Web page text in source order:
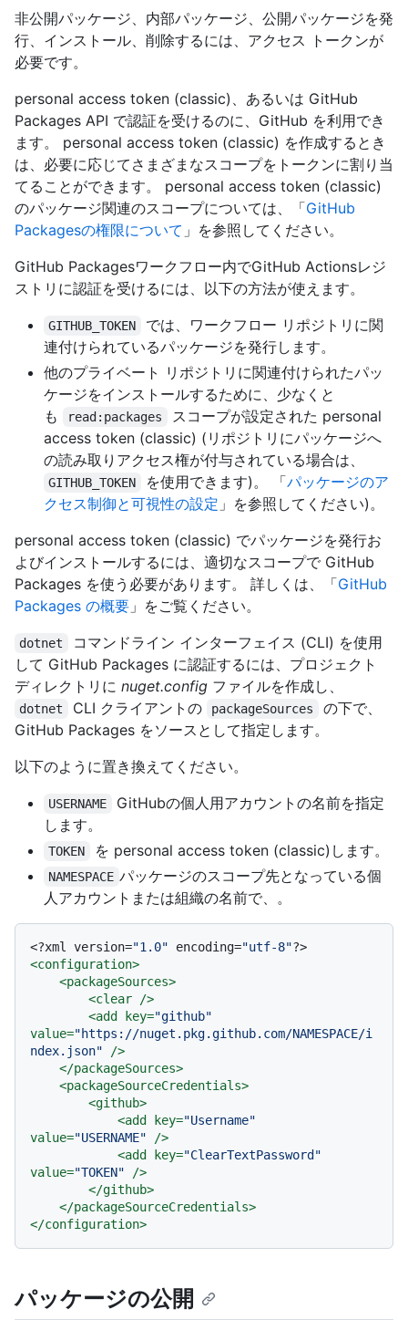
非公開パッケージ、内部パッケージ、公開パッケージを発
行、インストール、削除するには、アクセス トークンが
必要です。
personal access token (classic)、あるいは GitHub
Packages API で認証を受けるのに、GitHub を利用でき
ます。 personal access token (classic) を作成するとき
は、必要に応じてさまざまなスコープをトークンに割り当
てることができます。 personal access token (classic)
のパッケージ関連のスコープについては、「GitHub
Packagesの権限について 」を参照してください。
GitHub Packagesワークフロー内でGitHub Actionsレジ
ストリに認証を受けるには、以下の方法が使えます。
GITHUB_TOKEN
では、ワークフロー リポジトリに関
連付けられているパッケージを発行します。
他のプライベート リポジトリに関連付けられたパッ
ケージをインストールするために、少なくと
も
read:packages
スコープが設定された personal
access token (classic) (リポジトリにパッケージへ
の読み取りアクセス権が付与されている場合は、
GITHUB_TOKEN を使用できます)。 「パッケージのア
クセス制御と可視性の設定 」を参照してください)。
personal access token (classic) でパッケージを発行お
よびインストールするには、適切なスコープで GitHub
Packages を使う必要があります。 詳しくは、「GitHub
Packages の概要 」をご覧ください。
dotnet
コマンドライン インターフェイス (CLI) を使用
して GitHub Packages に認証するには、プロジェクト
ディレクトリに nuget.config ファイルを作成し、
dotnet CLI クライアントの packageSources
の下で、
GitHub Packages をソースとして指定します。
以下のように置き換えてください。
USERNAME
GitHubの個人用アカウントの名前を指定
します。
TOKEN を personal access token (classic)します。
NAMESPACE パッケージのスコープ先となっている個
人アカウントまたは組織の名前で、。
<?xml version="1.0" encoding="utf-8"?>
<configuration>
<packageSources>
<clear />
<add key="github"
value="https://nuget.pkg.github.com/NAMESPACE/i
ndex.json" />
</packageSources>
<packageSourceCredentials>
<github>
<add key="Username"
value="USERNAME" />
<add key="ClearTextPassword"
value="TOKEN" />
</github>
</packageSourceCredentials>
</configuration>
パッケージの公開